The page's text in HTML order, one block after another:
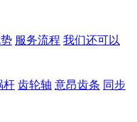
服务流程 我们还可以
杆 齿轮轴 意昂齿条 同步